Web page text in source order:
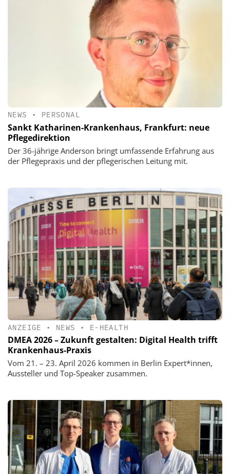
NEWS • PERSONAL
Sankt Katharinen-Krankenhaus, Frankfurt: neue
Pflegedirektion
Der 36-jährige Anderson bringt umfassende Erfahrung aus
der Pflegepraxis und der pflegerischen Leitung mit.
ANZEIGE • NEWS • E-HEALTH
DMEA 2026 – Zukunft gestalten: Digital Health trifft
Krankenhaus-Praxis
Vom 21. – 23. April 2026 kommen in Berlin Expert*innen,
Aussteller und Top-Speaker zusammen.